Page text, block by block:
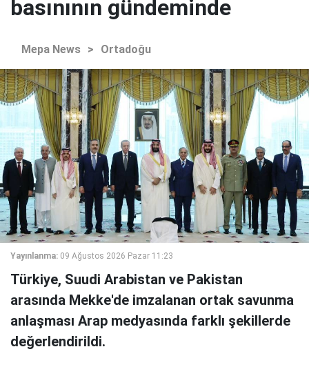
basınının gündeminde
Mepa News > Ortadoğu
Yayınlanma: 09 Ağustos 2026 Pazar 11:23
Türkiye, Suudi Arabistan ve Pakistan
arasında Mekke'de imzalanan ortak savunma
anlaşması Arap medyasında farklı şekillerde
değerlendirildi.